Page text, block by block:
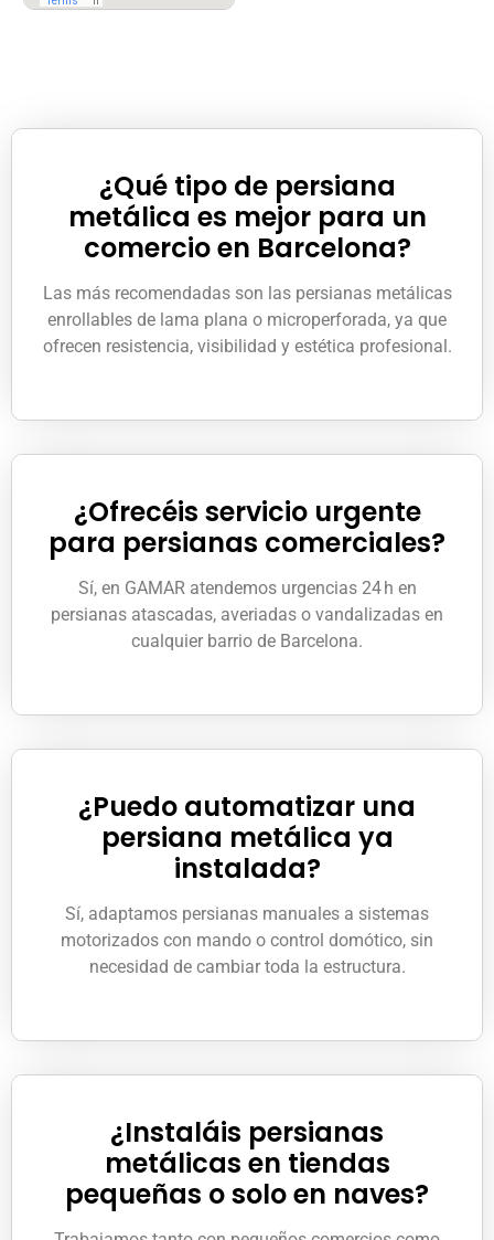
¿Qué tipo de persiana
metálica es mejor para un
comercio en Barcelona?
Las más recomendadas son las persianas metálicas
enrollables de lama plana o microperforada, ya que
ofrecen resistencia, visibilidad y estética profesional.
¿Ofrecéis servicio urgente
para persianas comerciales?
Sí, en GAMAR atendemos urgencias 24 h en
persianas atascadas, averiadas o vandalizadas en
cualquier barrio de Barcelona.
¿Puedo automatizar una
persiana metálica ya
instalada?
Sí, adaptamos persianas manuales a sistemas
motorizados con mando o control domótico, sin
necesidad de cambiar toda la estructura.
¿Instaláis persianas
metálicas en tiendas
pequeñas o solo en naves?